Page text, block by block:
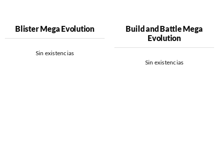
Blister Mega Evolution
Sin existencias
Build and Battle Mega
Evolution
Sin existencias